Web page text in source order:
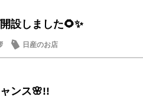
設しました🌻✨
日産のお店
ンス🌸!!